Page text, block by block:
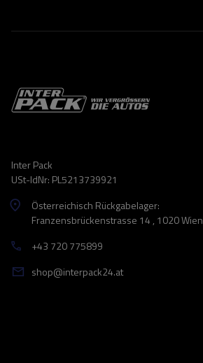
Inter Pack
USt-IdNr: PL5213739921
Österreichisch Rückgabelager:
Franzensbrückenstrasse 14 , 1020 Wien
+43 720 775899
shop@interpack24.at